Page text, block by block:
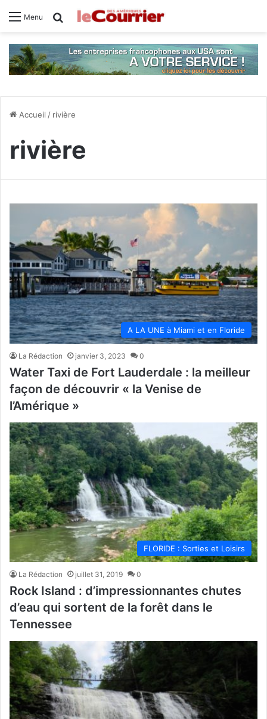
Menu Rechercher
Accueil / rivière
rivière
A LA UNE à Miami et en Floride
La Rédaction janvier 3, 2023 0
Water Taxi de Fort Lauderdale : la meilleur
façon de découvrir « la Venise de
l’Amérique »
FLORIDE : Sorties et Loisirs
La Rédaction juillet 31, 2019 0
Rock Island : d’impressionnantes chutes
d’eau qui sortent de la forêt dans le
Tennessee